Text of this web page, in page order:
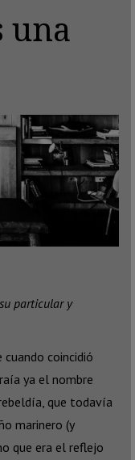
una
su particular y
coincidió
ya el nombre
que todavía
marinero (y
que era el reflejo